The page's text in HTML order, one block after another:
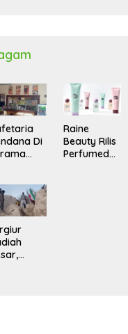
Di
Raine
Beauty Rilis
Perfumed